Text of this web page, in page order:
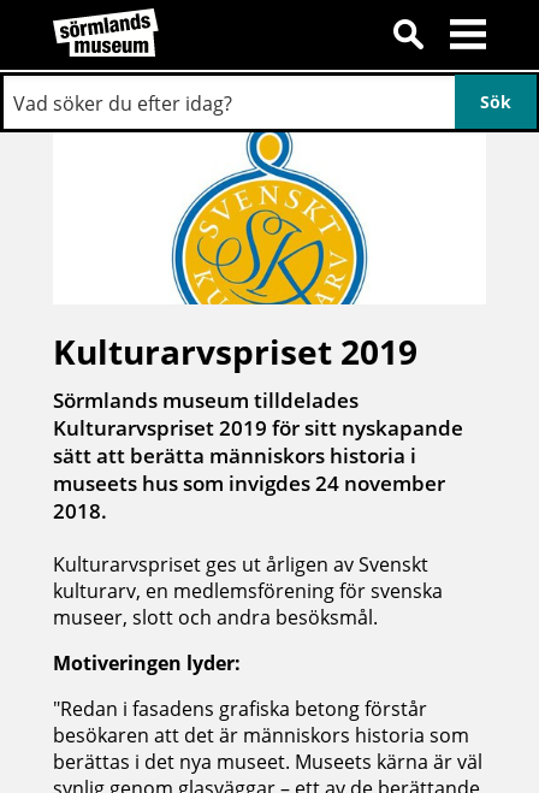
Kulturarvspriset 2019
Sörmlands museum tilldelades
Kulturarvspriset 2019 för sitt nyskapande
sätt att berätta människors historia i
museets hus som invigdes 24 november
2018.
Kulturarvspriset ges ut årligen av Svenskt
kulturarv, en medlemsförening för svenska
museer, slott och andra besöksmål.
Motiveringen lyder:
"Redan i fasadens grafiska betong förstår
besökaren att det är människors historia som
berättas i det nya museet. Museets kärna är väl